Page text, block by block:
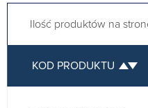
Ilość produktów na
KOD PRODUKTU